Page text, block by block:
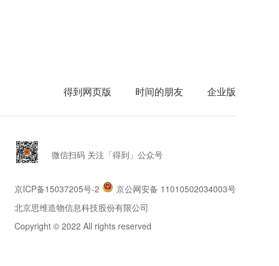
得到网页版 时间的朋友 企业版
微信扫码 关注「得到」公众号
京ICP备15037205号-2
京公网安备 11010502034003号
北京思维造物信息科技股份有限公司
Copyright © 2022 All rights reserved